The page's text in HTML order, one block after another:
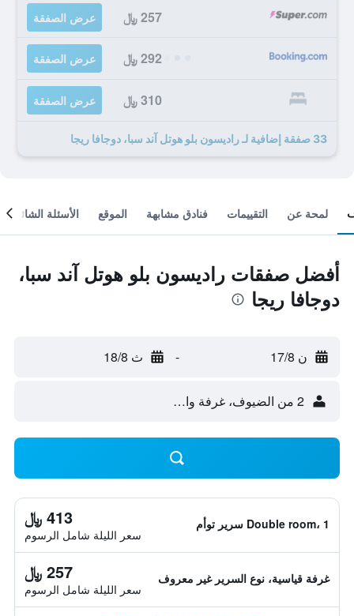
257 ﷼ عرض الصفقة
292 ﷼ عرض الصفقة
310 ﷼ عرض الصفقة
33 صفقة إضافية لـ راديسون بلو هوتل آند سبا، دوجافا ريجا
لمحة عن التقييمات فنادق مشابهة الموقع الأسئلة الشائعة
أفضل صفقات راديسون بلو هوتل آند سبا،
دوجافا ريجا
ن 17/8 - ث 18/8
2 من الضيوف، غرفة واحدة
Double room، 1 سرير توأم 413 ﷼
سعر الليلة شامل الرسوم
غرفة قياسية، نوع السرير غير معروف 257 ﷼
سعر الليلة شامل الرسوم